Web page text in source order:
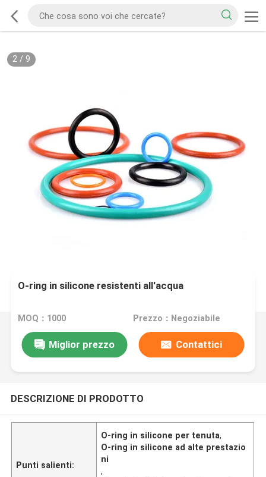
2/ 9
O-ring in silicone resistenti all'acqua
MOQ：1000 Prezzo：Negoziabile
Miglior prezzo Contattici
DESCRIZIONE DI PRODOTTO
Punti salienti:
O-ring in silicone per tenuta,
O-ring in silicone ad alte prestazio
ni
,